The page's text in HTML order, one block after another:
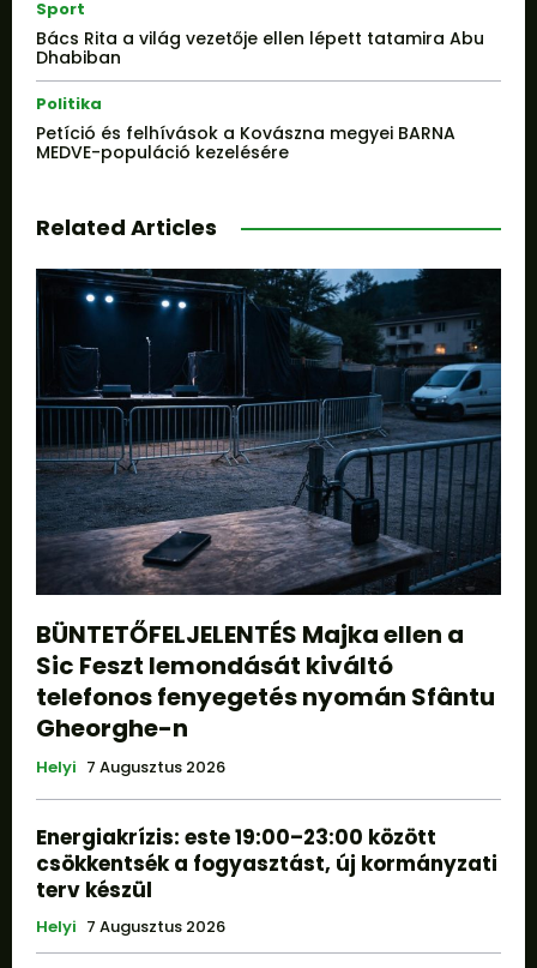
Sport
Bács Rita a világ vezetője ellen lépett tatamira Abu
Dhabiban
Politika
Petíció és felhívások a Kovászna megyei BARNA
MEDVE-populáció kezelésére
Related Articles
BÜNTETŐFELJELENTÉS Majka ellen a
Sic Feszt lemondását kiváltó
telefonos fenyegetés nyomán Sfântu
Gheorghe-n
Helyi 7 Augusztus 2026
Energiakrízis: este 19:00–23:00 között
csökkentsék a fogyasztást, új kormányzati
terv készül
Helyi 7 Augusztus 2026